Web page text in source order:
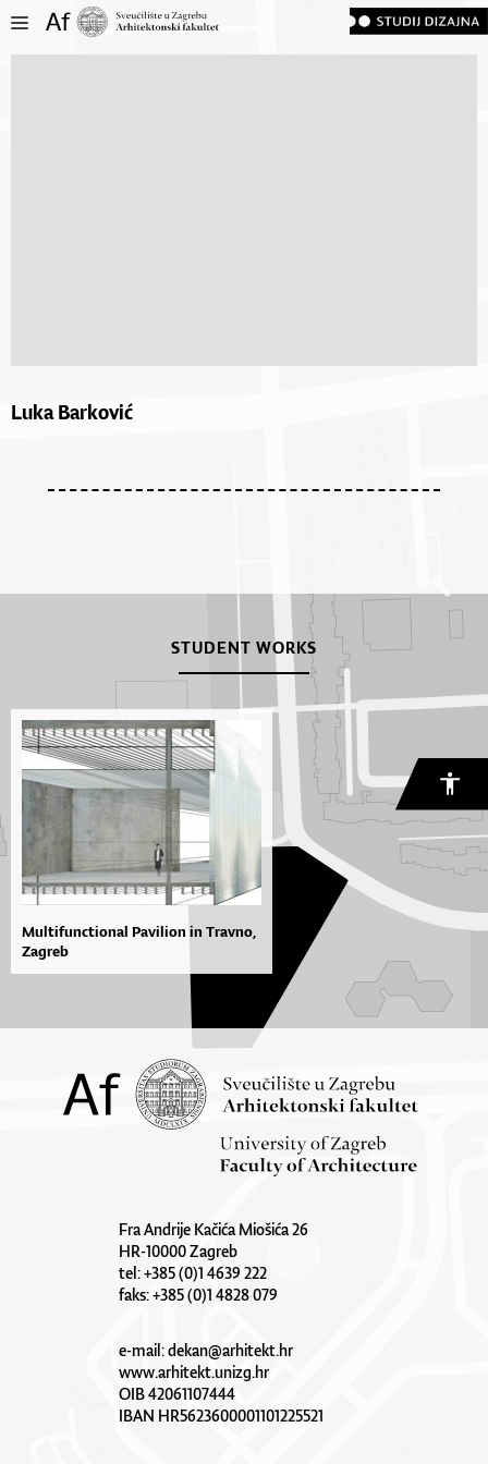
Luka Barković
STUDENT WORKS
Multifunctional Pavilion in Travno,
Zagreb
Fra Andrije Kačića Miošića 26
HR-10000 Zagreb
tel: +385 (0)1 4639 222
faks: +385 (0)1 4828 079
e-mail:dekan@arhitekt.hr
www.arhitekt.unizg.hr
OIB 42061107444
IBAN HR5623600001101225521